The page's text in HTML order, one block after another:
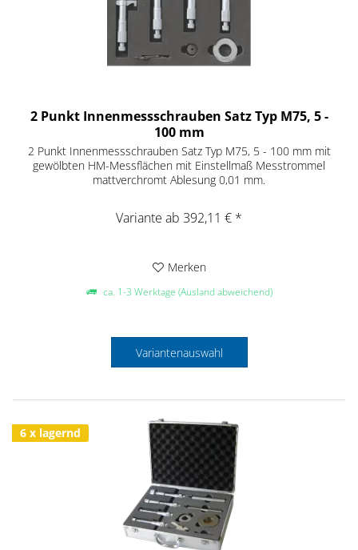
2 Punkt Innenmessschrauben Satz Typ M75, 5 -
100 mm
2 Punkt Innenmessschrauben Satz Typ M75, 5 - 100 mm mit
gewölbten HM-Messflächen mit Einstellmaß Messtrommel
mattverchromt Ablesung 0,01 mm.
Variante ab 392,11 € *
Merken
ca. 1-3 Werktage (Ausland abweichend)
Variantenauswahl
6 x lagernd